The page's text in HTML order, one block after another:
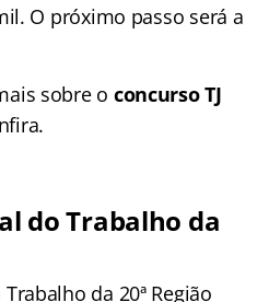
O próximo passo será a
sobre o concursoTJ
do Trabalho da
da 20ª Região